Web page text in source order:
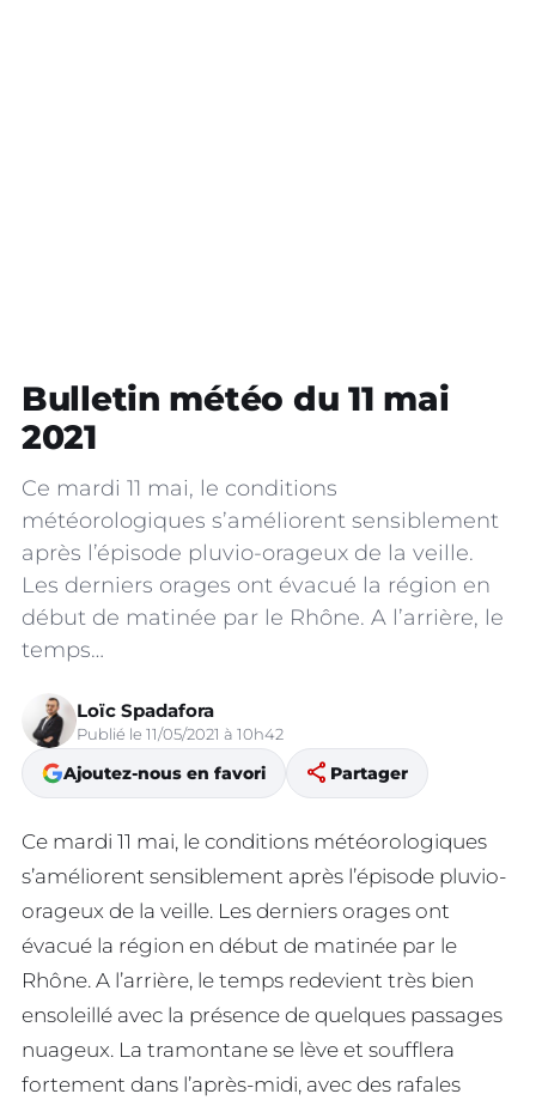
Bulletin météo du 11 mai
2021
Ce mardi 11 mai, le conditions
météorologiques s’améliorent sensiblement
après l’épisode pluvio-orageux de la veille.
Les derniers orages ont évacué la région en
début de matinée par le Rhône. A l’arrière, le
temps…
Loïc Spadafora
Publié le 11/05/2021 à 10h42
Ajoutez-nous en favori share Partager
Ce mardi 11 mai, le conditions météorologiques
s’améliorent sensiblement après l’épisode pluvio-
orageux de la veille. Les derniers orages ont
évacué la région en début de matinée par le
Rhône. A l’arrière, le temps redevient très bien
ensoleillé avec la présence de quelques passages
nuageux. La tramontane se lève et soufflera
fortement dans l’après-midi, avec des rafales